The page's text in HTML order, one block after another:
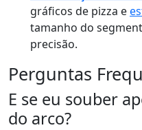
gráficos de pizza e
tamanho do
precisão.
Perguntas
E se eu souber
do arco?